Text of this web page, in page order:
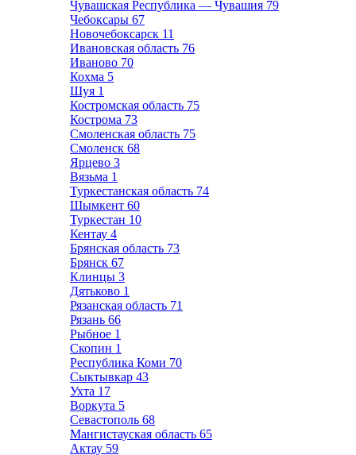
Чувашская Республика — Чувашия 79
Чебоксары 67
Новочебоксарск 11
Ивановская область 76
Иваново 70
Кохма 5
Шуя 1
Костромская область 75
Кострома 73
Смоленская область 75
Смоленск 68
Ярцево 3
Вязьма 1
Туркестанская область 74
Шымкент 60
Туркестан 10
Кентау 4
Брянская область 73
Брянск 67
Клинцы 3
Дятьково 1
Рязанская область 71
Рязань 66
Рыбное 1
Скопин 1
Республика Коми 70
Сыктывкар 43
Ухта 17
Воркута 5
Севастополь 68
Мангистауская область 65
Актау 59